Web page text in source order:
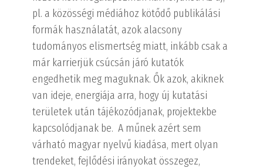
pl. a közösségi médiához kötődő publikálási
formák használatát, azok alacsony
tudományos elismertség miatt, inkább csak a
már karrierjük csúcsán járó kutatók
engedhetik meg maguknak. Ők azok, akiknek
van ideje, energiája arra, hogy új kutatási
területek után tájékozódjanak, projektekbe
kapcsolódjanak be. A műnek azért sem
várható magyar nyelvű kiadása, mert olyan
trendeket, fejlődési irányokat összegez,